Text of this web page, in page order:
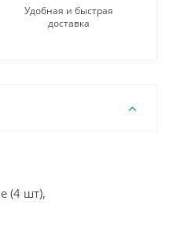
Удобная и быстрая
доставка
(4 шт),